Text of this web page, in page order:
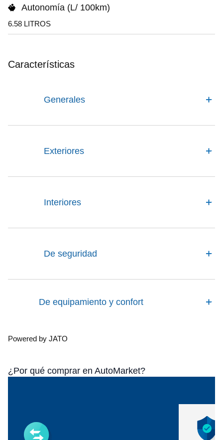
Autonomía (L/ 100km)
6.58 LITROS
Características
Generales
Exteriores
Interiores
De seguridad
De equipamiento y confort
Powered by JATO
¿Por qué comprar en AutoMarket?